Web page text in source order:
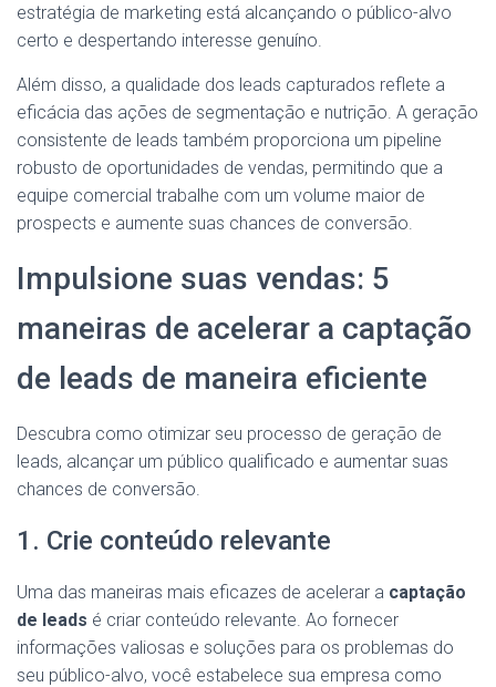
estratégia de marketing está alcançando o público-alvo
certo e despertando interesse genuíno.
Além disso, a qualidade dos leads capturados reflete a
eficácia das ações de segmentação e nutrição. A geração
consistente de leads também proporciona um pipeline
robusto de oportunidades de vendas, permitindo que a
equipe comercial trabalhe com um volume maior de
prospects e aumente suas chances de conversão.
Impulsione suas vendas: 5
maneiras de acelerar a captação
de leads de maneira eficiente
Descubra como otimizar seu processo de geração de
leads, alcançar um público qualificado e aumentar suas
chances de conversão.
1. Crie conteúdo relevante
Uma das maneiras mais eficazes de acelerar a captação
de leads é criar conteúdo relevante. Ao fornecer
informações valiosas e soluções para os problemas do
seu público-alvo, você estabelece sua empresa como